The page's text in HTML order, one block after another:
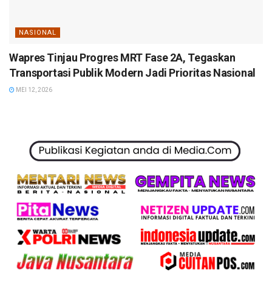
NASIONAL
Wapres Tinjau Progres MRT Fase 2A, Tegaskan
Transportasi Publik Modern Jadi Prioritas Nasional
MEI 12, 2026